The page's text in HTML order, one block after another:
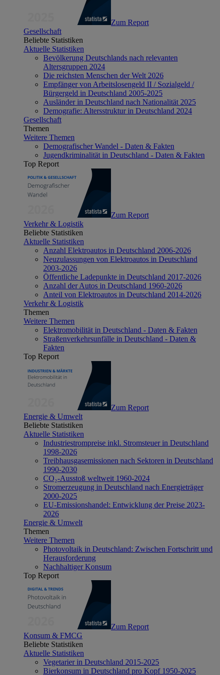
Zum Report
Gesellschaft
Beliebte Statistiken
Aktuelle Statistiken
Bevölkerung Deutschlands nach relevanten
Altersgruppen 2024
Die reichsten Menschen der Welt 2026
Empfänger von Arbeitslosengeld II / Sozialgeld /
Bürgergeld in Deutschland 2005-2025
Ausländer in Deutschland nach Nationalität 2025
Demografie: Altersstruktur in Deutschland 2024
Gesellschaft
Themen
Weitere Themen
Demografischer Wandel - Daten & Fakten
Jugendkriminalität in Deutschland - Daten & Fakten
Top Report
Zum Report
Verkehr & Logistik
Beliebte Statistiken
Aktuelle Statistiken
Anzahl Elektroautos in Deutschland 2006-2026
Neuzulassungen von Elektroautos in Deutschland
2003-2026
Öffentliche Ladepunkte in Deutschland 2017-2026
Anzahl der Autos in Deutschland 1960-2026
Anteil von Elektroautos in Deutschland 2014-2026
Verkehr & Logistik
Themen
Weitere Themen
Elektromobilität in Deutschland - Daten & Fakten
Straßenverkehrsunfälle in Deutschland - Daten &
Fakten
Top Report
Zum Report
Energie & Umwelt
Beliebte Statistiken
Aktuelle Statistiken
Industriestrompreise inkl. Stromsteuer in Deutschland
1998-2026
Treibhausgasemissionen nach Sektoren in Deutschland
1990-2030
CO₂-Ausstoß weltweit 1960-2024
Stromerzeugung in Deutschland nach Energieträger
2000-2025
EU-Emissionshandel: Entwicklung der Preise 2023-
2026
Energie & Umwelt
Themen
Weitere Themen
Photovoltaik in Deutschland: Zwischen Fortschritt und
Herausforderung
Nachhaltiger Konsum
Top Report
Zum Report
Konsum & FMCG
Beliebte Statistiken
Aktuelle Statistiken
Vegetarier in Deutschland 2015-2025
Bierkonsum in Deutschland pro Kopf 1950-2025